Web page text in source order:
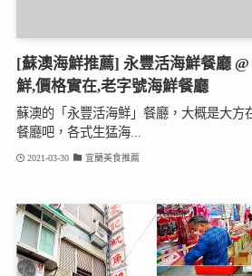
[蘇澳海鮮推薦] 永豐活海鮮餐廳
鮮,價格實在,老字號海鮮餐廳
蘇澳的「永豐活海鮮」餐廳，大概是大方
餐廳吧，各式生猛海...
2021-03-30 宜蘭美食推薦